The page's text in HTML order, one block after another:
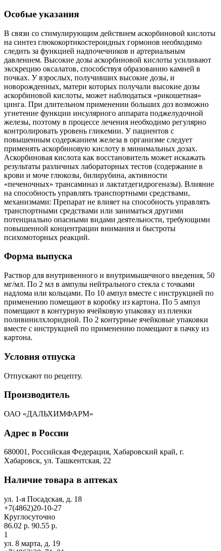
Особые указания
В связи со стимулирующим действием аскорбиновой кислоты
на синтез глюкокортикостероидных гормонов необходимо
следить за функцией надпочечников и артериальным
давлением. Высокие дозы аскорбиновой кислоты усиливают
экскрецию оксалатов, способствуя образованию камней в
почках. У взрослых, получивших высокие дозы, и
новорожденных, матери которых получали высокие дозы
аскорбиновой кислоты, может наблюдаться «рикошетная»
цинга. При длительном применении больших доз возможно
угнетение функции инсулярного аппарата поджелудочной
железы, поэтому в процессе лечения необходимо регулярно
контролировать уровень гликемии. У пациентов с
повышенным содержанием железа в организме следует
применять аскорбиновую кислоту в минимальных дозах.
Аскорбиновая кислота как восстановитель может искажать
результаты различных лабораторных тестов (содержание в
крови и моче глюкозы, билирубина, активности
«печеночных» трансаминаз и лактатдегидрогеназы). Влияние
на способность управлять транспортными средствами,
механизмами: Препарат не влияет на способность управлять
транспортными средствами или заниматься другими
потенциально опасными видами деятельности, требующими
повышенной концентрации внимания и быстроты
психомоторных реакций.
Форма выпуска
Раствор для внутривенного и внутримышечного введения, 50
мг/мл. По 2 мл в ампулы нейтрального стекла с точками
надлома или кольцами. По 10 ампул вместе с инструкцией по
применению помещают в коробку из картона. По 5 ампул
помещают в контурную ячейковую упаковку из пленки
поливинилхлоридной. По 2 контурные ячейковые упаковки
вместе с инструкцией по применению помещают в пачку из
картона.
Условия отпуска
Отпускают по рецепту.
Производитель
ОАО «ДАЛЬХИМФАРМ»
Адрес в России
680001, Российская Федерация, Хабаровский край, г.
Хабаровск, ул. Ташкентская, 22
Наличие товара в аптеках
ул. 1-я Посадская, д. 18
+7(4862)20-10-27
Круглосуточно
86.02 р. 90.55 р.
1
ул. 8 марта, д. 19